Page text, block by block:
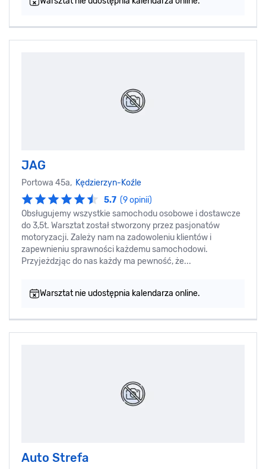
JAG
Portowa 45a, Kędzierzyn-Koźle
5.7 (9 opinii)
Obsługujemy wszystkie samochodu osobowe i dostawcze
do 3,5t. Warsztat został stworzony przez pasjonatów
motoryzacji. Zależy nam na zadowoleniu klientów i
zapewnieniu sprawności każdemu samochodowi.
Przyjeżdzjąc do nas każdy ma pewność, że...
Warsztat nie udostępnia kalendarza online.
Auto Strefa